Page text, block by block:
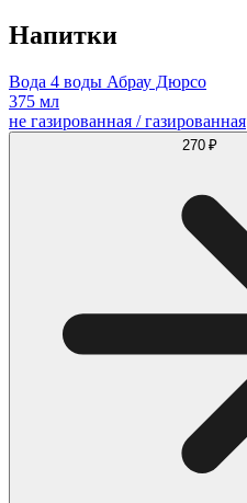
Напитки
Вода 4 воды Абрау Дюрсо
375 мл
не газированная / газированная
270 ₽